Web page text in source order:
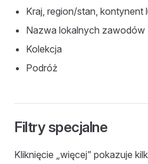
Kraj, region/stan, kontynent
Nazwa lokalnych zawodów
Kolekcja
Podróż
Filtry specjalne
Kliknięcie „więcej” pokazuje